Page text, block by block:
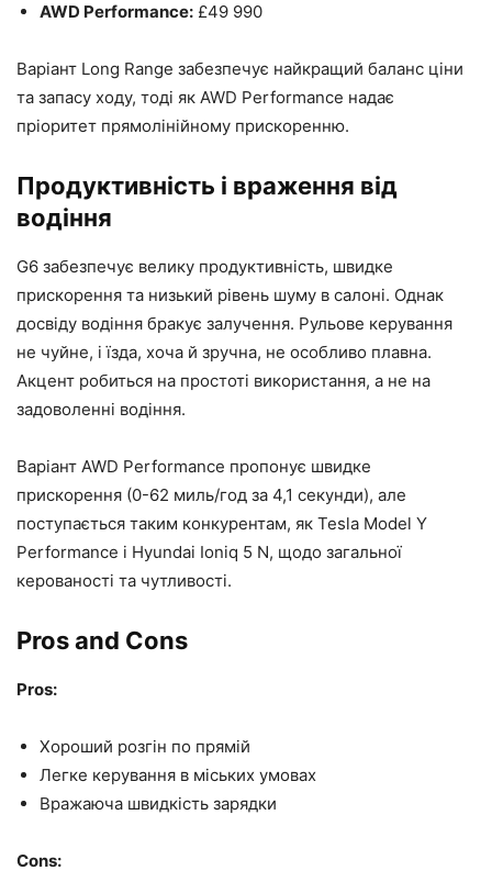
AWD Performance: £49 990
Варіант Long Range забезпечує найкращий баланс ціни
та запасу ходу, тоді як AWD Performance надає
пріоритет прямолінійному прискоренню.
Продуктивність і враження від
водіння
G6 забезпечує велику продуктивність, швидке
прискорення та низький рівень шуму в салоні. Однак
досвіду водіння бракує залучення. Рульове керування
не чуйне, і їзда, хоча й зручна, не особливо плавна.
Акцент робиться на простоті використання, а не на
задоволенні водіння.
Варіант AWD Performance пропонує швидке
прискорення (0-62 миль/год за 4,1 секунди), але
поступається таким конкурентам, як Tesla Model Y
Performance і Hyundai Ioniq 5 N, щодо загальної
керованості та чутливості.
Pros and Cons
Pros:
Хороший розгін по прямій
Легке керування в міських умовах
Вражаюча швидкість зарядки
Cons: